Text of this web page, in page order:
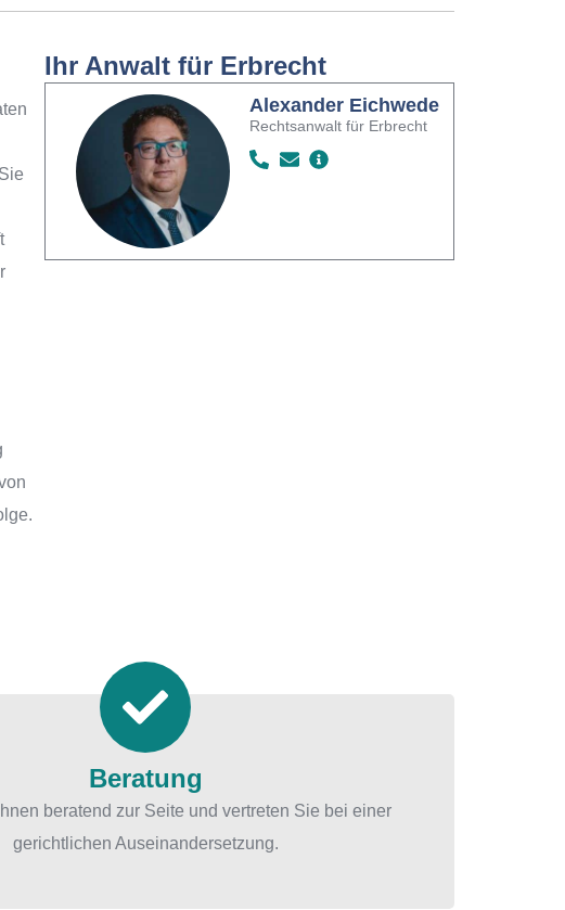
Ihr Anwalt für Erbrecht
Alexander Eichwede
Rechtsanwalt für Erbrecht
Beratung
beratend zur Seite und vertreten Sie bei einer
gerichtlichen Auseinandersetzung.